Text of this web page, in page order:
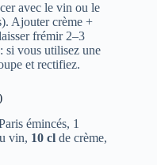
avec le vin ou le
Ajouter crème +
frémir 2–3
si vous utilisez une
et rectifiez.
émincés, 1
vin, 10 cl de crème,